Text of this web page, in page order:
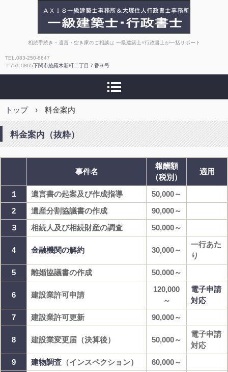
AXIS一級建築士事務所
｜大塚住人行政書士事
務所【相続・補助金・
相続手続き・遺言・空き家のご相談は 一級建築士×行政書士が一括サポート
TEL.083-250-6647
〒751-0865下関市綾羅木新町二丁目７番６号
トップ › 料金案内
料金案内（抜粋）
事件名
報酬額
（税別）
適用
１ 遺言書の起案及び作成指導
50,000～
2
遺産分割協議書の作成
90,000～
３
相続人及び相続財産の調査 50,000～
4 金融機関の解約 30,000～
一行あた
り
5
離婚協議書の作成 50,000～
6 建設業許可申請
120,000
～
電子申請
対応
7
建設業許可更新 90,000～
8 建設業変更届（決算後） 50,000～
電子申請
対応
9
建物調査 （インスペクション）
60,000～